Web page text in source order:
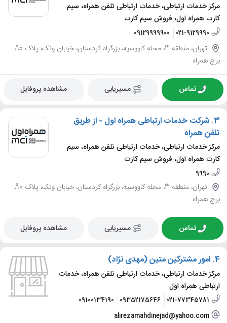
مرکز خدمات ارتباطی، خدمات ارتباطی تلفن همراه، سیم
کارت همراه اول، فروش سیم کارت
021-9129990
09129999900
تهران، منطقه 3، محله کاووسیه، بزرگراه کردستان، خیابان ونک، پلاک 90،
برج همراه
تماس مسیریابی مشاهده پروفایل
3. شرکت خدمات ارتباطی همراه اول - از طریق
تلفن همراه
مرکز خدمات ارتباطی، خدمات ارتباطی تلفن همراه، سیم
کارت همراه اول، فروش سیم کارت
9990
تهران، منطقه 3، محله کاووسیه، بزرگراه کردستان، خیابان ونک، پلاک 90،
برج همراه
تماس مسیریابی مشاهده پروفایل
4. امور مشترکین متین (مهدی نژاد)
مرکز خدمات ارتباطی، خدمات ارتباطی تلفن همراه، خدمات
ارتباطی همراه اول
021-77345781
09352175646
09100134190
alirezamahdinejad@yahoo.com